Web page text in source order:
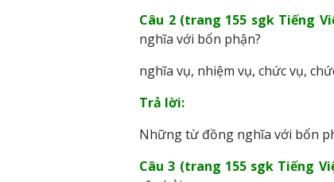
Câu 2 (trang 155 sgk Tiếng
nghĩa với bổn phận?
nghĩa vụ, nhiệm vụ, chức vụ,
Trả lời:
Những từ đồng nghĩa với bổn
Câu 3 (trang 155 sgk Tiếng